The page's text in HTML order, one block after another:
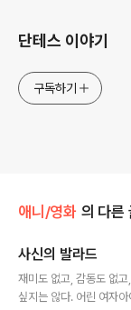
단테스 이야기
구독하기
애니/영화 의 다른
사신의 발라드
재미도 없고, 감동도 없
싶지는 않다. 어린 여자